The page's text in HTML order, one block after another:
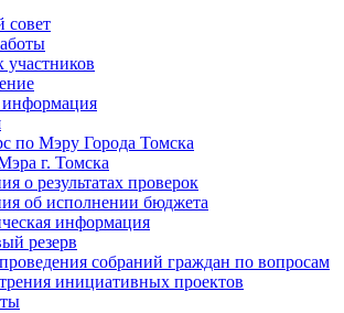
участников
по Мэру Города Томска
г. Томска
о результатах проверок
об исполнении бюджета
информация
резерв
собраний граждан по вопросам
инициативных проектов